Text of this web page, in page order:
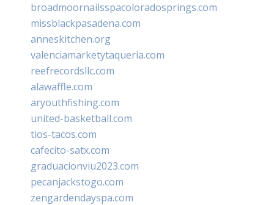
broadmoornailsspacoloradosprings.com
missblackpasadena.com
anneskitchen.org
valenciamarketytaqueria.com
reefrecordsllc.com
alawaffle.com
aryouthfishing.com
united-basketball.com
tios-tacos.com
cafecito-satx.com
graduacionviu2023.com
pecanjackstogo.com
zengardendayspa.com